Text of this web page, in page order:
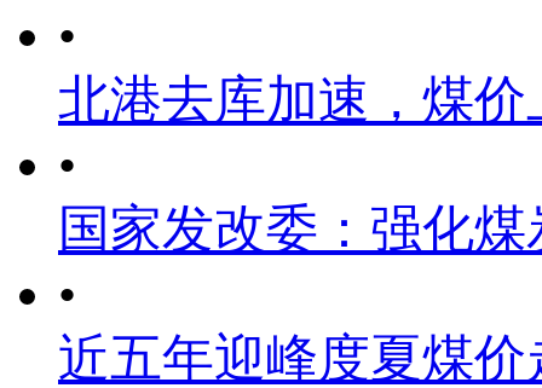
•
北港去库加速，煤
•
国家发改委：强化
•
近五年迎峰度夏煤价